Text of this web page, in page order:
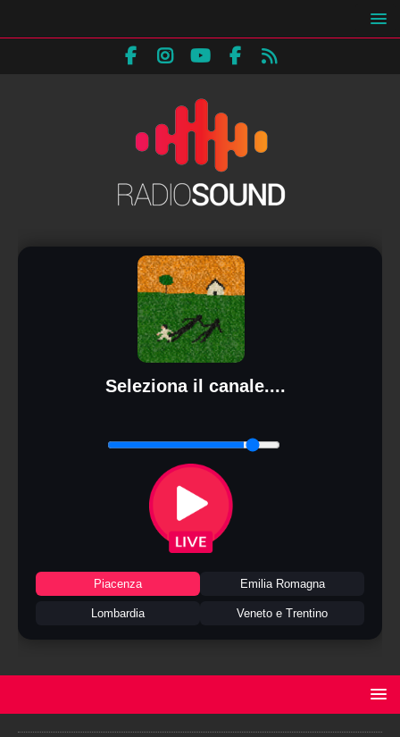
Seleziona il canale....
Piacenza Emilia Romagna
Lombardia Veneto e Trentino